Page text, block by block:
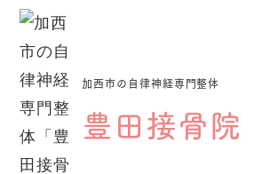
加西市の自律神経専門整体
豊田接骨院